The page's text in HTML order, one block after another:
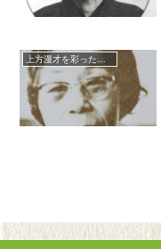
上方漫才を彩った人々（仮）